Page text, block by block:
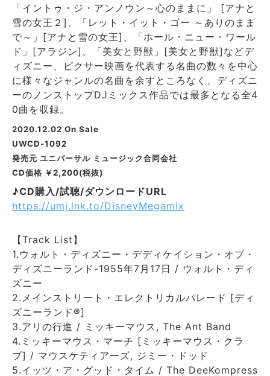
「イントゥ・ジ・アンノウン～心のままに」 [アナと
雪の女王２]、「レット・イット・ゴー ～ありのまま
で～」[アナと雪の女王]、「ホール・ニュー・ワール
ド」[アラジン]、「美女と野獣」[美女と野獣]などデ
ィズニー、ピクサー映画を代表する名曲の数々を中心
に様々なジャンルの名曲を余すところなく、ディズニ
ーのノンストップDJミックス作品では最多となる全4
0曲を収録。
2020.12.02 On Sale
UWCD-1092
発売元 ユニバーサル ミュージック合同会社
CD価格 ￥2,200(税抜)
♪CD購入/試聴/ダウンロードURL
https://umj.lnk.to/DisneyMegamix
【Track List】
1.ウォルト・ディズニー・デディケイション・オブ・
ディズニーランド-1955年7月17日 / ウォルト・ディ
ズニー
2.メインストリート・エレクトリカルパレード [ディ
ズニーランド®]
3.アリの行進 / ミッキーマウス, The Ant Band
4.ミッキーマウス・マーチ [ミッキーマウス・クラ
ブ] / マウスケティアーズ, ジミー・ドッド
5.イッツ・ア・グッド・タイム / The DeeKompress